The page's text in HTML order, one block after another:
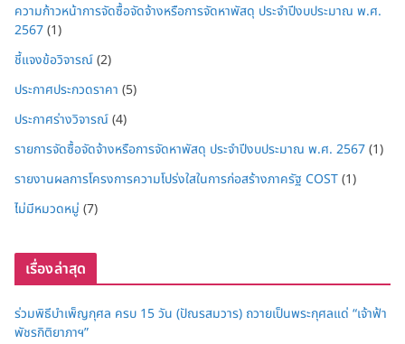
ความก้าวหน้าการจัดซื้อจัดจ้างหรือการจัดหาพัสดุ ประจำปีงบประมาณ พ.ศ.
2567(1)
ชี้แจงข้อวิจารณ์(2)
ประกาศประกวดราคา (5)
ประกาศร่างวิจารณ์(4)
รายการจัดซื้อจัดจ้างหรือการจัดหาพัสดุ ประจำปีงบประมาณ พ.ศ. 2567(1)
รายงานผลการโครงการความโปร่งใสในการก่อสร้างภาครัฐ COST(1)
ไม่มีหมวดหมู่ (7)
เรื่องล่าสุด
ร่วมพิธีบำเพ็ญกุศล ครบ 15 วัน (ปัณรสมวาร) ถวายเป็นพระกุศลแด่ “เจ้าฟ้า
พัชรกิติยาภาฯ”